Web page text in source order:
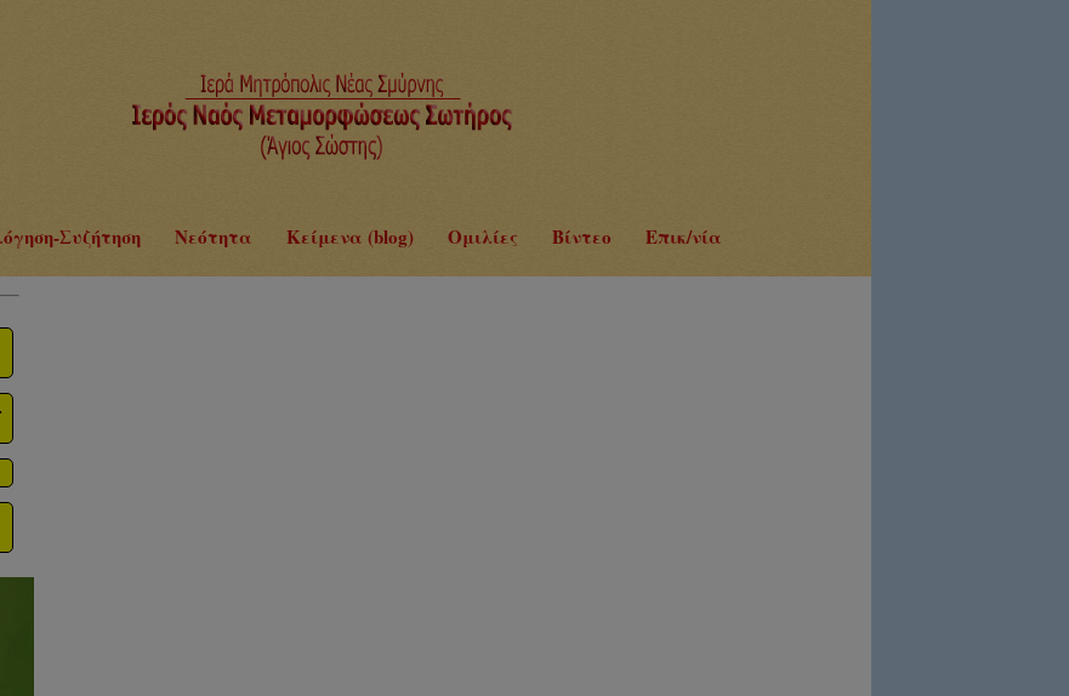
Συζήτηση Νεότητα Κείμενα (blog) Ομιλίες Βίντεο Επικ/νία